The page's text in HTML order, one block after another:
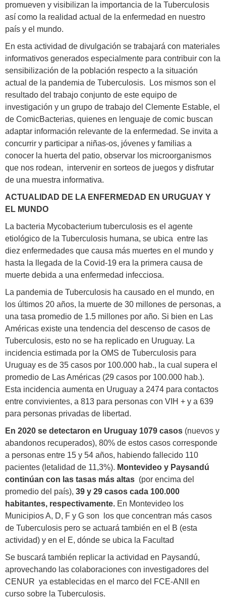
promueven y visibilizan la importancia de la Tuberculosis
así como la realidad actual de la enfermedad en nuestro
país y el mundo.
En esta actividad de divulgación se trabajará con materiales
informativos generados especialmente para contribuir con la
sensibilización de la población respecto a la situación
actual de la pandemia de Tuberculosis. Los mismos son el
resultado del trabajo conjunto de este equipo de
investigación y un grupo de trabajo del Clemente Estable, el
de ComicBacterias, quienes en lenguaje de comic buscan
adaptar información relevante de la enfermedad. Se invita a
concurrir y participar a niñas-os, jóvenes y familias a
conocer la huerta del patio, observar los microorganismos
que nos rodean, intervenir en sorteos de juegos y disfrutar
de una muestra informativa.
ACTUALIDAD DE LA ENFERMEDAD EN URUGUAY Y
EL MUNDO
La bacteria Mycobacterium tuberculosis es el agente
etiológico de la Tuberculosis humana, se ubica entre las
diez enfermedades que causa más muertes en el mundo y
hasta la llegada de la Covid-19 era la primera causa de
muerte debida a una enfermedad infecciosa.
La pandemia de Tuberculosis ha causado en el mundo, en
los últimos 20 años, la muerte de 30 millones de personas, a
una tasa promedio de 1.5 millones por año. Si bien en Las
Américas existe una tendencia del descenso de casos de
Tuberculosis, esto no se ha replicado en Uruguay. La
incidencia estimada por la OMS de Tuberculosis para
Uruguay es de 35 casos por 100.000 hab., la cual supera el
promedio de Las Américas (29 casos por 100.000 hab.).
Esta incidencia aumenta en Uruguay a 2474 para contactos
entre convivientes, a 813 para personas con VIH + y a 639
para personas privadas de libertad.
En 2020 se detectaron en Uruguay 1079 casos (nuevos y
abandonos recuperados), 80% de estos casos corresponde
a personas entre 15 y 54 años, habiendo fallecido 110
pacientes (letalidad de 11,3%). Montevideo y Paysandú
continúan con las tasas más altas (por encima del
promedio del país), 39 y 29 casos cada 100.000
habitantes, respectivamente. En Montevideo los
Municipios A, D, F y G son los que concentran más casos
de Tuberculosis pero se actuará también en el B (esta
actividad) y en el E, dónde se ubica la Facultad
Se buscará también replicar la actividad en Paysandú,
aprovechando las colaboraciones con investigadores del
CENUR ya establecidas en el marco del FCE-ANII en
curso sobre la Tuberculosis.